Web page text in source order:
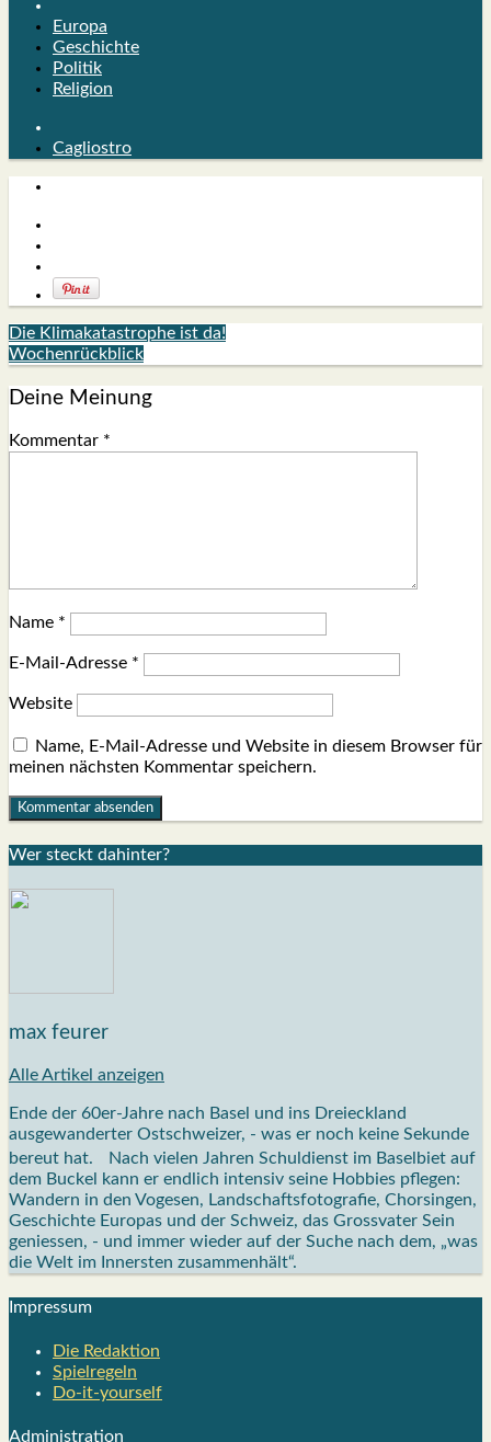
Europa
Geschichte
Politik
Religion
Cagliostro
Die Klimakatastrophe ist da!
Wochenrückblick
Deine Meinung
Kommentar *
Name *
E-Mail-Adresse *
Website
Name, E-Mail-Adresse und Website in diesem Browser für
meinen nächsten Kommentar speichern.
Wer steckt dahin­ter?
max feurer
Alle Artikel anzeigen
Ende der 60er-Jahre nach Basel und ins Dreieckland
ausgewanderter Ostschweizer, - was er noch keine Sekunde
bereut hat. Nach vielen Jahren Schuldienst im Baselbiet auf
dem Buckel kann er endlich intensiv seine Hobbies pflegen:
Wandern in den Vogesen, Landschaftsfotografie, Chorsingen,
Geschichte Europas und der Schweiz, das Grossvater Sein
geniessen, - und immer wieder auf der Suche nach dem, „was
die Welt im Innersten zusammenhält“.
Impres­sum
Die Redak­ti­on
Spiel­re­geln
Do-it-your­s­elf
Admi­nis­tra­ti­on